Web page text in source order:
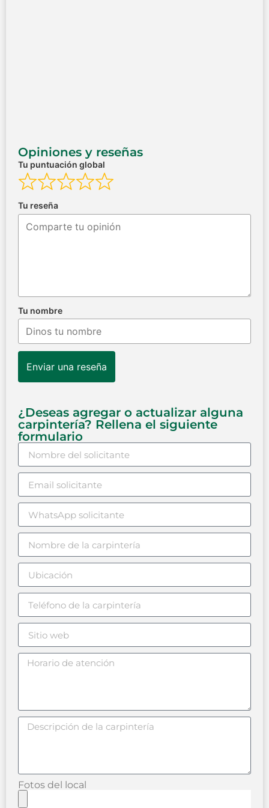
Opiniones y reseñas
Tu puntuación global
Tu reseña
Tu nombre
Enviar una reseña
¿Deseas agregar o actualizar alguna
carpintería? Rellena el siguiente
formulario
Fotos del local